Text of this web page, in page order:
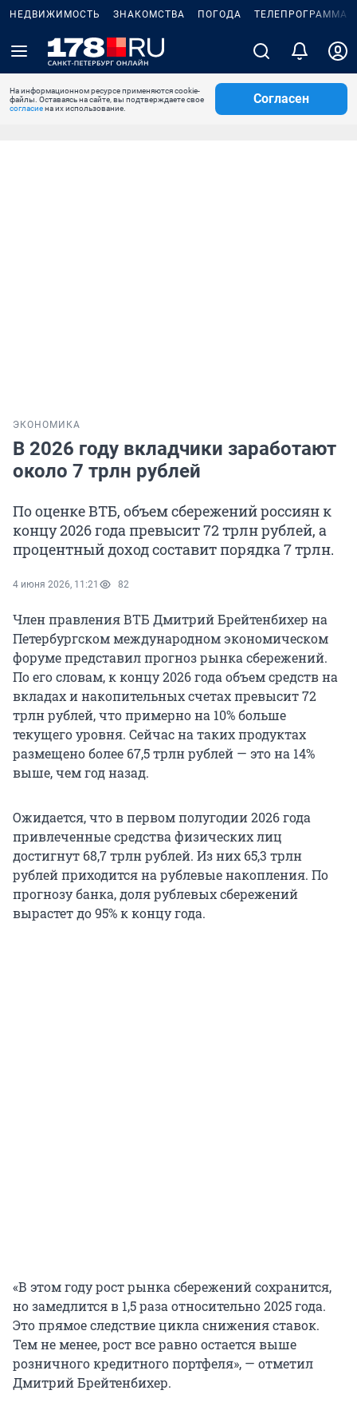
НЕДВИЖИМОСТЬ ЗНАКОМСТВА ПОГОДА ТЕЛЕПРОГРАММА
На информационном ресурсе применяются cookie-
файлы. Оставаясь на сайте, вы подтверждаете свое
согласиена их использование.
Согласен
ЭКОНОМИКА
В 2026 году вкладчики заработают
около 7 трлн рублей
По оценке ВТБ, объем сбережений россиян к
концу 2026 года превысит 72 трлн рублей, а
процентный доход составит порядка 7 трлн.
4 июня 2026, 11:21 82
Член правления ВТБ Дмитрий Брейтенбихер на
Петербургском международном экономическом
форуме представил прогноз рынка сбережений.
По его словам, к концу 2026 года объем средств на
вкладах и накопительных счетах превысит 72
трлн рублей, что примерно на 10% больше
текущего уровня. Сейчас на таких продуктах
размещено более 67,5 трлн рублей — это на 14%
выше, чем год назад.
Ожидается, что в первом полугодии 2026 года
привлеченные средства физических лиц
достигнут 68,7 трлн рублей. Из них 65,3 трлн
рублей приходится на рублевые накопления. По
прогнозу банка, доля рублевых сбережений
вырастет до 95% к концу года.
«В этом году рост рынка сбережений сохранится,
но замедлится в 1,5 раза относительно 2025 года.
Это прямое следствие цикла снижения ставок.
Тем не менее, рост все равно остается выше
розничного кредитного портфеля», — отметил
Дмитрий Брейтенбихер.